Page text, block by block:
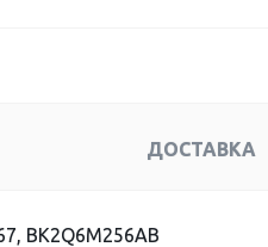
ДОСТАВКА
BK2Q6M256AB